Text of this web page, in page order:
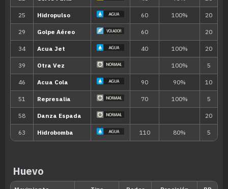
MT046 Alud 60
MT047 Aguante
MT050 Danza Lluvia
MT052 Paisaje Nevado
MT053 Cuerno Certero 70
MT055 Excavar 80
MT058
Huevo